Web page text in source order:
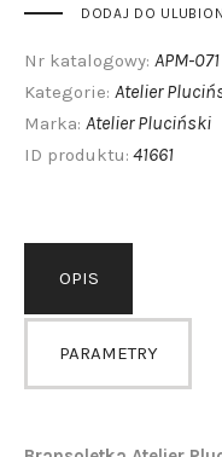
DODAJ DO
Nr katalogowy: APM-071
Kategorie: Atelier
Marka: Atelier Pluciński
ID produktu: 41661
OPIS
PARAMETRY